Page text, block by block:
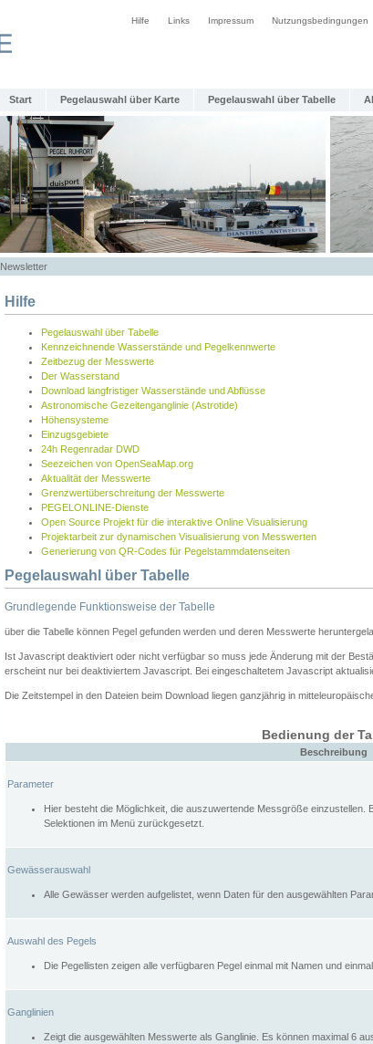
Hilfe Links Impressum Nutzungsbedingungen
Start Pegelauswahl über Karte Pegelauswahl über Tabelle
Newsletter
Hilfe
Pegelauswahl über Tabelle
Kennzeichnende Wasserstände und Pegelkennwerte
Zeitbezug der Messwerte
Der Wasserstand
Download langfristiger Wasserstände und Abflüsse
Astronomische Gezeitenganglinie (Astrotide)
Höhensysteme
Einzugsgebiete
24h Regenradar DWD
Seezeichen von OpenSeaMap.org
Aktualität der Messwerte
Grenzwertüberschreitung der Messwerte
PEGELONLINE-Dienste
Open Source Projekt für die interaktive Online Visualisierung
Projektarbeit zur dynamischen Visualisierung von Messwerten
Generierung von QR-Codes für Pegelstammdatenseiten
Pegelauswahl über Tabelle
Grundlegende Funktionsweise der Tabelle
über die Tabelle können Pegel gefunden werden und deren Messwerte
Ist Javascript deaktiviert oder nicht verfügbar so muss jede Änderung mit der
erscheint nur bei deaktiviertem Javascript. Bei eingeschaltetem Javascript
Die Zeitstempel in den Dateien beim Download liegen ganzjährig in
Bedienung der
Beschreibung
Parameter
Hier besteht die Möglichkeit, die auszuwertende Messgröße
Selektionen im Menü zurückgesetzt.
Gewässerauswahl
Alle Gewässer werden aufgelistet, wenn Daten für den ausgewählten
Auswahl des Pegels
Die Pegellisten zeigen alle verfügbaren Pegel einmal mit Namen und
Ganglinien
Zeigt die ausgewählten Messwerte als Ganglinie. Es können maximal 6